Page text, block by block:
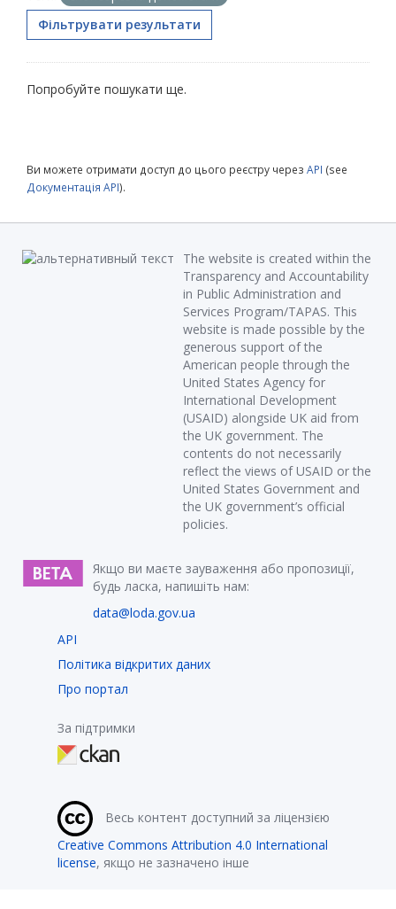
Фільтрувати результати
Попробуйте пошукати ще.
Ви можете отримати доступ до цього реєстру через API (see
Документація API).
The website is created within the
Transparency and Accountability
in Public Administration and
Services Program/TAPAS. This
website is made possible by the
generous support of the
American people through the
United States Agency for
International Development
(USAID) alongside UK aid from
the UK government. The
contents do not necessarily
reflect the views of USAID or the
United States Government and
the UK government’s official
policies.
Якщо ви маєте зауваження або пропозиції,
будь ласка, напишіть нам:
data@loda.gov.ua
API
Політика відкритих даних
Про портал
За підтримки
Весь контент доступний за ліцензією
Creative Commons Attribution 4.0 International
license, якщо не зазначено інше